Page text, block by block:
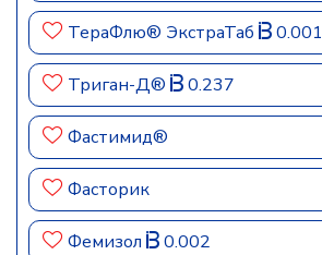
ТераФлю® ЭкстраТаб 0.001
Триган-Д® 0.237
Фастимид®
Фасторик
Фемизол 0.002